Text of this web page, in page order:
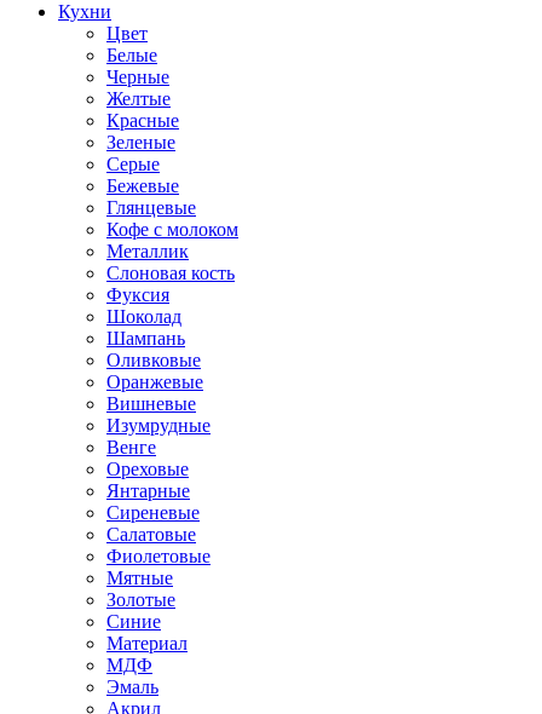
Кухни
Цвет
Белые
Черные
Желтые
Красные
Зеленые
Серые
Бежевые
Глянцевые
Кофе с молоком
Металлик
Слоновая кость
Фуксия
Шоколад
Шампань
Оливковые
Оранжевые
Вишневые
Изумрудные
Венге
Ореховые
Янтарные
Сиреневые
Салатовые
Фиолетовые
Мятные
Золотые
Синие
Материал
МДФ
Эмаль
Акрил